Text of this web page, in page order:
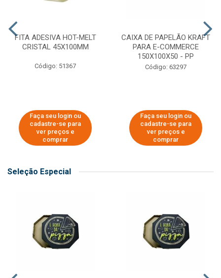
FITA ADESIVA HOT-MELT
CRISTAL 45X100MM
Código: 51367
Faça seu login ou
cadastre-se para
ver preços e
comprar
CAIXA DE PAPELÃO KRAFT
PARA E-COMMERCE
150X100X50 - PP
Código: 63297
Faça seu login ou
cadastre-se para
ver preços e
comprar
Seleção Especial